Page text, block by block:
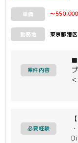
単価 〜550,000
勤務地 東京都港区
案件内容
必要経験